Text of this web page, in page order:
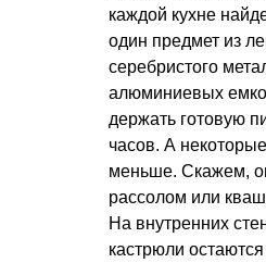
каждой кухне
один предмет из
серебристого
алюминиевых
держать готовую
часов. А
меньше. Скажем,
рассолом или
На внутренних
кастрюли